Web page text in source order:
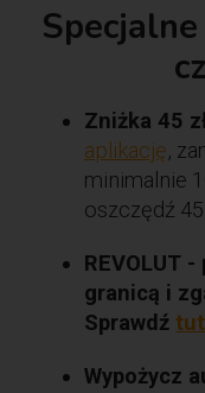
Zniżka 45
aplikację,
minimalnie
oszczędź
REVOLUT
granicą i
Sprawdź
Wypożycz